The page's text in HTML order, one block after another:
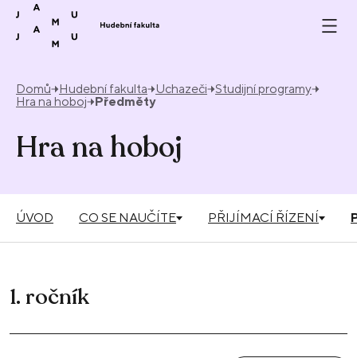
Přeskočit na obsah
Domů Hudební fakulta Uchazeči Studijní programy
Hra na hoboj
Předměty
Hra na hoboj
ÚVOD CO SE NAUČÍTE PŘIJÍMACÍ ŘÍZENÍ
1. ročník